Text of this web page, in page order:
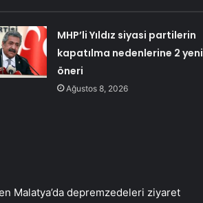
MHP’li Yıldız siyasi partilerin
kapatılma nedenlerine 2 yeni
öneri
Ağustos 8, 2026
Malatya’da depremzedeleri ziyaret